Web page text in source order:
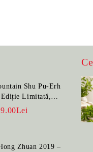
Shu Pu-Erh
Ediție Limitată,
Zhuan 2019 –